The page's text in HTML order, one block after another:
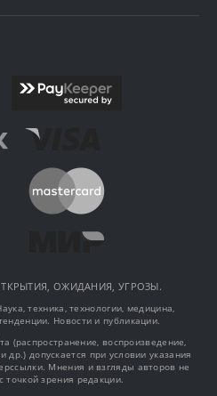
ОЖИДАНИЯ, УГРОЗЫ.
техника, технологии, медицина,
Новости и публикации.
(распространение, воспроизведение,
др.) допускается при условии указания
Мнения и взгляды авторов не
точкой зрения редакции.